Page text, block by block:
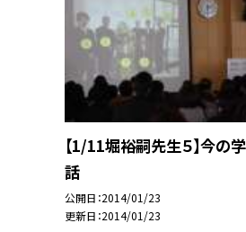
【1/11堀裕嗣先生５】今の
話
公開日 2014/01/23
更新日 2014/01/23